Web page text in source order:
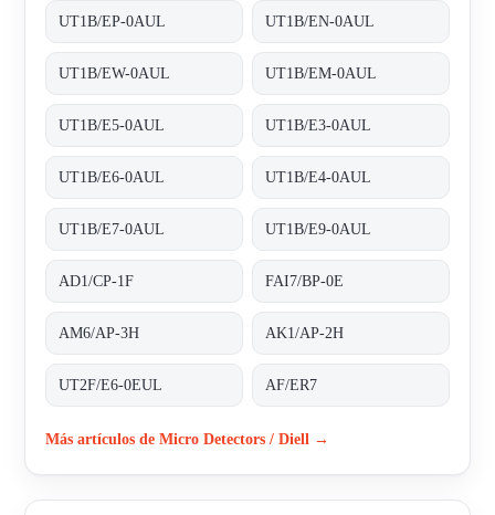
UT1B/EP-0AUL UT1B/EN-0AUL
UT1B/EW-0AUL UT1B/EM-0AUL
UT1B/E5-0AUL UT1B/E3-0AUL
UT1B/E6-0AUL UT1B/E4-0AUL
UT1B/E7-0AUL UT1B/E9-0AUL
AD1/CP-1F FAI7/BP-0E
AM6/AP-3H AK1/AP-2H
UT2F/E6-0EUL AF/ER7
Más artículos de Micro Detectors / Diell →